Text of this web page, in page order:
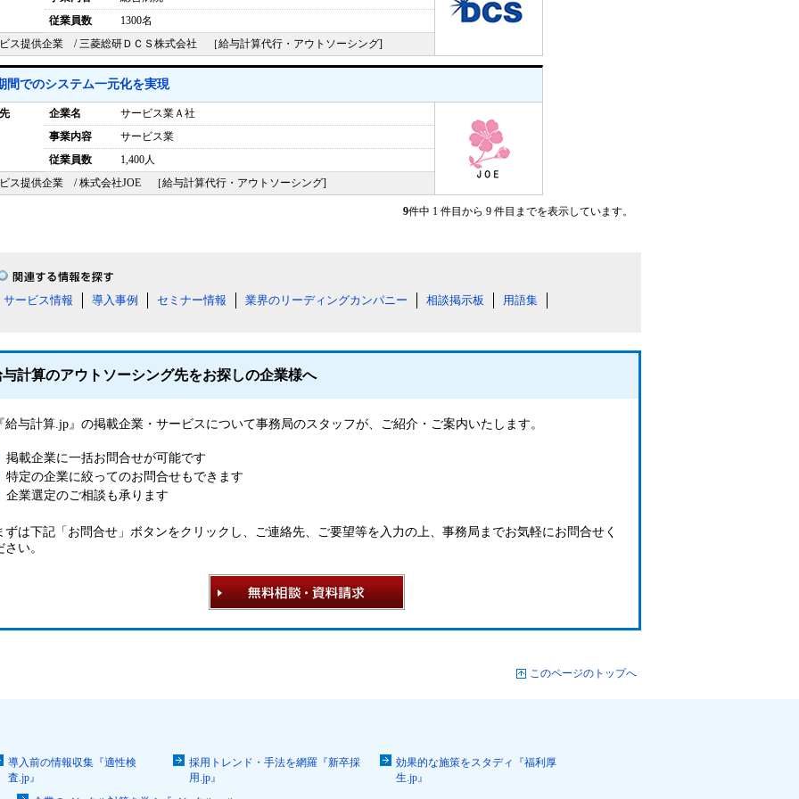
従業員数
1300名
ス提供企業 / 三菱総研ＤＣＳ株式会社 ［給与計算代行・アウトソーシング]
間でのシステム一元化を実現
企業名
サービス業Ａ社
事業内容
サービス業
従業員数
1,400人
ス提供企業 / 株式会社JOE ［給与計算代行・アウトソーシング]
9件中 1 件目から 9 件目までを表示しています。
サービス情報 導入事例 セミナー情報 業界のリーディングカンパニー 相談掲示板 用語集
与計算のアウトソーシング先をお探しの企業様へ
『給与計算.jp』の掲載企業・サービスについて事務局のスタッフが、ご紹介・ご案内いたします。
掲載企業に一括お問合せが可能です
特定の企業に絞ってのお問合せもできます
企業選定のご相談も承ります
ずは下記「お問合せ」ボタンをクリックし、ご連絡先、ご要望等を入力の上、事務局までお気軽にお問合せく
さい。
このページのトップへ
導入前の情報収集『適性検
査.jp』
採用トレンド・手法を網羅『新卒採
用.jp』
効果的な施策をスタディ『福利厚
生.jp』